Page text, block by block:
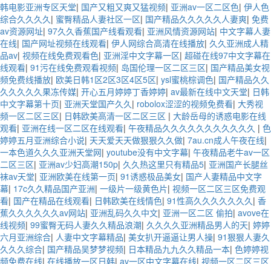
韩电影亚洲专区天堂| 国产又粗又爽又猛视频| 亚洲av一区二区色| 伊人色
综合久久久久| 蜜臀精品人妻社区一区| 国产精品久久久久久人妻爽| 免费
av资源网址| 97久久香蕉国产线看观看| 亚洲风情资源网站| 中文字幕人妻
在线| 国产网址视频在线观看| 伊人网综合高清在线播放| 久久亚洲成人精
品av| 视频在线免费观看色| 亚洲淫中文字幕一区| 超碰在线97中文字幕在
线观看| 91污在线免费观看视频| 岛国伦理一区二区三区| 国产精品美女视
频免费线播放| 欧美日韩1区2区3区4区5区| ysl蜜桃棕调色| 国产精品久久
久久久久久果冻传媒| 开心五月婷婷丁香婷婷| av最新在线中文天堂| 日韩
中文字幕第十页| 亚洲天堂国产久久| robolox涩涩的视频免费看| 大秀视
频一区二区三区| 日韩欧美高清一区二区三区 | 大龄岳母的诱惑电影在线
观看| 亚洲在线一区二区在线观看| 午夜精品久久久久久久久久久久久 | 色
婷婷五月亚洲综合小说| 天天爱天天做狠狠久久做| 7au.cn成人午夜在线|
一本色道久久久亚洲天堂网| youtube没有中文字幕| 午夜精品老牛av一区
二区三区| 亚洲av少妇高潮150p| 久久热这里只有精品5| 亚洲国产长腿丝
袜av天堂| 亚洲欧美在线第一页| 91诱惑极品美女| 国产人妻精品中文字
幕| 17c久久精品国产亚洲| 一级片一级黄色片| 视频一区二区三区免费观
看| 国产在精品在线观看| 日韩欧美在线情色| 91性高久久久久久久久| 香
蕉久久久久久久av网站| 亚洲乱码久久中文| 亚洲一区二区 偷拍| avove在
线视频| 99蜜臀无码人妻久久精品浪潮| 久久久久亚洲精品男人的天| 婷婷
六月亚洲综合| 人妻中文字幕精品| 美女扒开逼逼让男人操| 91狠狠人妻久
久久久综合| 国产精品吴梦梦视频| 日本精品九九久久精品一本| 色婷婷视
频免费在线| 在线播放一区日韩| av一区中文字幕在线| 视频一区二区三区